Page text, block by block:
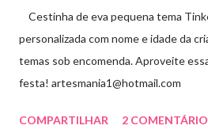
Cestinha de eva pequena tema
personalizada com nome e idade da
temas sob encomenda. Aproveite
festa! artesmania1@hotmail.com
COMPARTILHAR 2